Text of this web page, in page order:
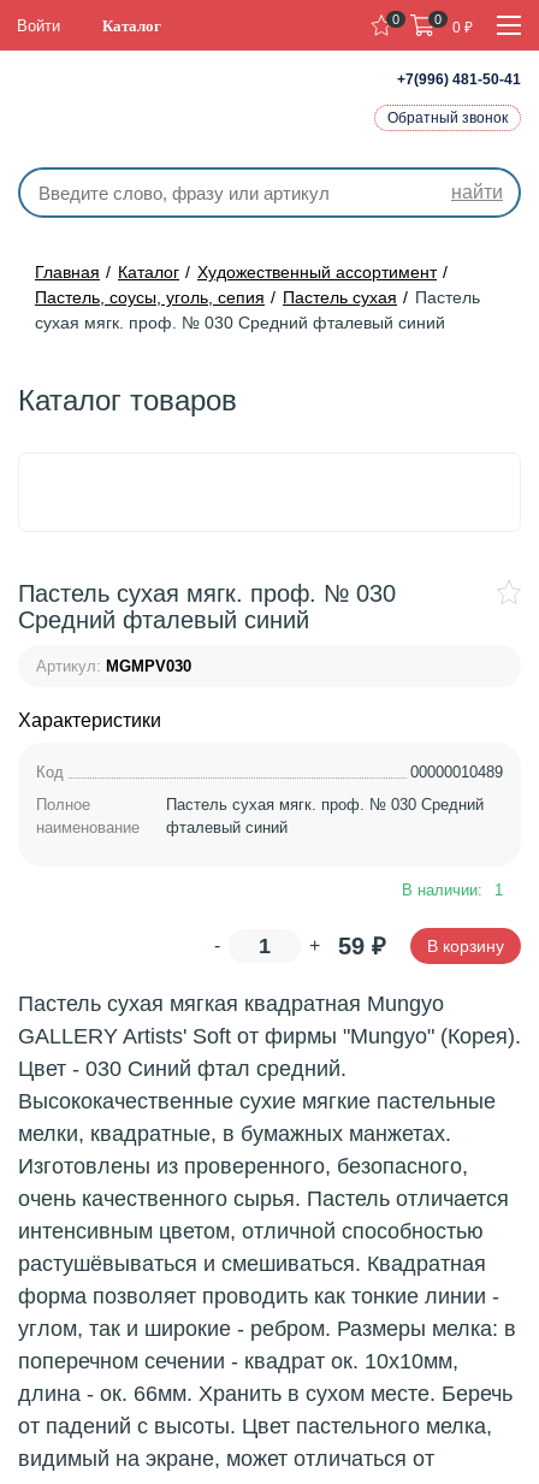
+7(996) 481-50-41
Обратный звонок
Войти Каталог
найти
0 0
0 ₽
Главная Каталог
Художественный ассортимент
Пастель, соусы, уголь, сепия
Пастель сухая
Пастель
сухая мягк. проф. № 030 Средний фталевый синий
Каталог товаров
Пастель сухая мягк. проф. № 030
Средний фталевый синий
Артикул: MGMPV030
Характеристики
Код
00000010489
Полное
наименование
Пастель сухая мягк. проф. № 030 Средний
фталевый синий
В наличии: 1
- + 59 ₽ В корзину
Пастель сухая мягкая квадратная Mungyo
GALLERY Artists' Soft от фирмы "Mungyo" (Корея).
Цвет - 030 Синий фтал средний.
Высококачественные сухие мягкие пастельные
мелки, квадратные, в бумажных манжетах.
Изготовлены из проверенного, безопасного,
очень качественного сырья. Пастель отличается
интенсивным цветом, отличной способностью
растушёвываться и смешиваться. Квадратная
форма позволяет проводить как тонкие линии -
углом, так и широкие - ребром. Размеры мелка: в
поперечном сечении - квадрат ок. 10х10мм,
длина - ок. 66мм. Хранить в сухом месте. Беречь
от падений с высоты. Цвет пастельного мелка,
видимый на экране, может отличаться от